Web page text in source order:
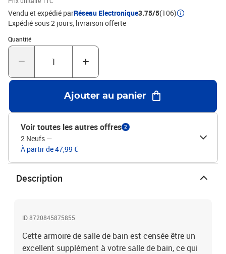
d'ingénierie, ferDimensions totales : 58 x 33 x 60 cm (l x P x
H)Hauteur des pieds : 10 cmL'assemblage est requisLegal
Documents:Vous trouverez ici plus de détails sur la façon
d'empêcher vos meubles de basculer
Vendu et expédié parRéseau Electronique3.75/5(106)
Expédié sous 2 jours livraison offerte
Quantité
Quantité : 1
Ajouter au panier
Voir toutes les autres offres 2
2 Neufs —
À partir de 47,99 €
Description
ID 8720845875855
Cette armoire de salle de bain est censée être un
excellent supplément à votre salle de bain, ce qui